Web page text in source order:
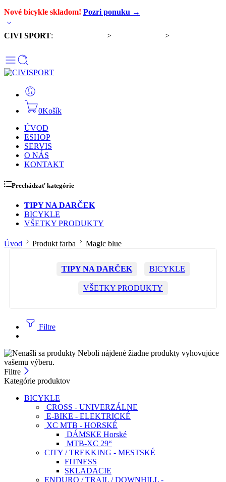
Nové bicykle skladom! Pozri ponuku →
CIVI SPORT: > >
0Košík
ÚVOD
ESHOP
SERVIS
O NÁS
KONTAKT
Prechádzať kategórie
TIPY NA DARČEK
BICYKLE
VŠETKY PRODUKTY
Úvod Produkt farba Magic blue
TIPY NA DARČEK BICYKLE
VŠETKY PRODUKTY
Filtre
Neboli nájdené žiadne produkty vyhovujúce
vašemu výberu.
Filtre
Kategórie produktov
BICYKLE
CROSS - UNIVERZÁLNE
E-BIKE - ELEKTRICKÉ
XC MTB - HORSKÉ
DÁMSKE Horské
MTB-XC 29“
CITY / TREKKING - MESTSKÉ
FITNESS
SKLADACIE
ENDURO / TRAIL / DOWNHILL -